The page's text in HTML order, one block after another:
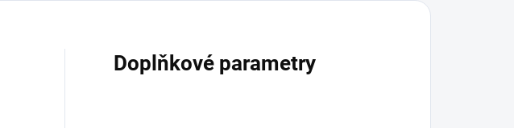
Doplňkové parametry